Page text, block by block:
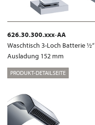
626.30.300.xxx-AA
Waschtisch 3-Loch Batterie ½“
Ausladung 152 mm
PRODUKT-DETAILSEITE